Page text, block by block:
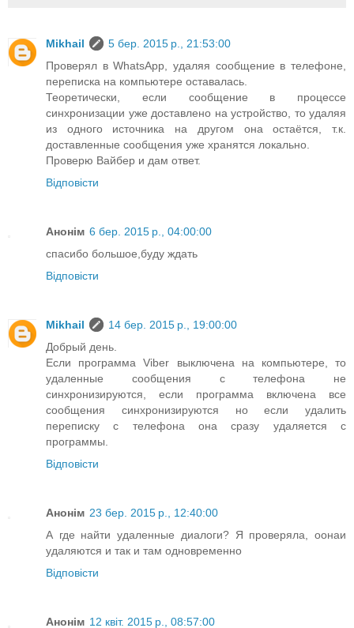
Mikhail
5 бер. 2015 р., 21:53:00
Проверял в WhatsApp, удаляя сообщение в телефоне,
переписка на компьютере оставалась.
Теоретически, если сообщение в процессе
синхронизации уже доставлено на устройство, то удаляя
из одного источника на другом она остаётся, т.к.
доставленные сообщения уже хранятся локально.
Проверю Вайбер и дам ответ.
Відповісти
Анонім 6 бер. 2015 р., 04:00:00
спасибо большое,буду ждать
Відповісти
Mikhail
14 бер. 2015 р., 19:00:00
Добрый день.
Если программа Viber выключена на компьютере, то
удаленные сообщения с телефона не
синхронизируются, если программа включена все
сообщения синхронизируются но если удалить
переписку с телефона она сразу удаляется с
программы.
Відповісти
Анонім 23 бер. 2015 р., 12:40:00
А где найти удаленные диалоги? Я проверяла, оонаи
удаляются и так и там одновременно
Відповісти
Анонім 12 квіт. 2015 р., 08:57:00